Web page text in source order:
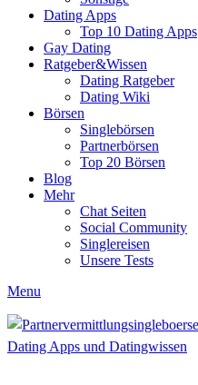
Dating Apps
Top 10 Dating Apps
Gay Dating
Ratgeber&Wissen
Dating Ratgeber
Dating Wiki
Börsen
Singlebörsen
Partnerbörsen
Top 20 Börsen
Blog
Mehr
Chat Seiten
Social Community
Singlereisen
Unsere Tests
Menu